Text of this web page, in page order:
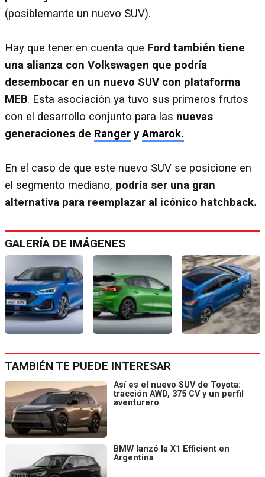
(posiblemante un nuevo SUV).
Hay que tener en cuenta que Ford también tiene
una alianza con Volkswagen que podría
desembocar en un nuevo SUV con plataforma
MEB. Esta asociación ya tuvo sus primeros frutos
con el desarrollo conjunto para las nuevas
generaciones de Ranger yAmarok.
En el caso de que este nuevo SUV se posicione en
el segmento mediano, podría ser una gran
alternativa para reemplazar al icónico hatchback.
GALERÍA DE IMÁGENES
TAMBIÉN TE PUEDE INTERESAR
Así es el nuevo SUV de Toyota:
tracción AWD, 375 CV y un perfil
aventurero
BMW lanzó la X1 Efficient en
Argentina